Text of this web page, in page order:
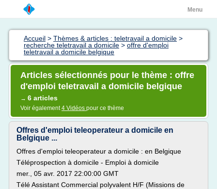
Menu
Accueil > Thèmes & articles : teletravail a domicile >
recherche teletravail a domicile > offre d'emploi
teletravail a domicile belgique
Articles sélectionnés pour le thème : offre
d'emploi teletravail a domicile belgique
→ 6 articles
Voir également4 Vidéos pour ce thème
Offres d'emploi teleoperateur a domicile en
Belgique ...
Offres d'emploi teleoperateur a domicile : en Belgique
Téléprospection à domicile - Emploi à domicile
mer., 05 avr. 2017 22:00:00 GMT
Télé Assistant Commercial polyvalent H/F (Missions de